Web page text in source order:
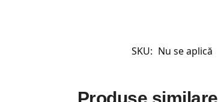
SKU: Nu se aplică